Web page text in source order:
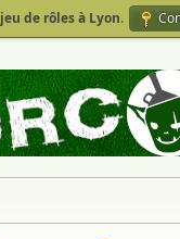
de rôles à Lyon.